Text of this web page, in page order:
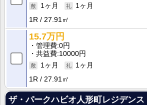
1ヶ月
1ヶ月
1R
27.91㎡
15.7万円
管理費 0円
共益費 10000円
1ヶ月
1ヶ月
1R
27.91㎡
ザ・パークハビオ人形町レジデンス